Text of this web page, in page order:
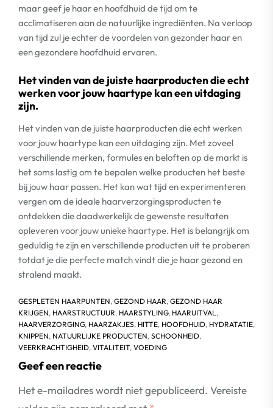
maar geef je haar en hoofdhuid de tijd om te
acclimatiseren aan de natuurlijke ingrediënten. Na verloop
van tijd zul je echter de voordelen van gezonder haar en
een gezondere hoofdhuid ervaren.
Het vinden van de juiste haarproducten die echt
werken voor jouw haartype kan een uitdaging
zijn.
Het vinden van de juiste haarproducten die echt werken
voor jouw haartype kan een uitdaging zijn. Met zoveel
verschillende merken, formules en beloften op de markt is
het soms lastig om te bepalen welke producten het beste
bij jouw haar passen. Het kan wat tijd en experimenteren
vergen om de ideale haarverzorgingsproducten te
ontdekken die daadwerkelijk de gewenste resultaten
opleveren voor jouw unieke haartype. Het is belangrijk om
geduldig te zijn en verschillende producten uit te proberen
totdat je die perfecte match vindt die je haar gezond en
stralend maakt.
GESPLETEN HAARPUNTEN, GEZOND HAAR, GEZOND HAAR
KRIJGEN, HAARSTRUCTUUR, HAARSTYLING, HAARUITVAL,
HAARVERZORGING, HAARZAKJES, HITTE, HOOFDHUID, HYDRATATIE,
KNIPPEN, NATUURLIJKE PRODUCTEN, SCHOONHEID,
VEERKRACHTIGHEID, VITALITEIT, VOEDING
Geef een reactie
Het e-mailadres wordt niet gepubliceerd. Vereiste